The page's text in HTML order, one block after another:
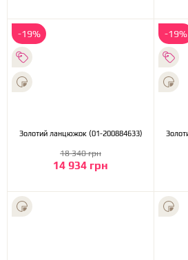
-19%
Золотий ланцюжок (01-200884633)
14 934 грн
18 340 грн
-19%